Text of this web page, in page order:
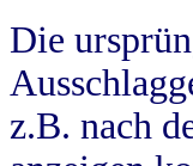
Die
z.B. nach